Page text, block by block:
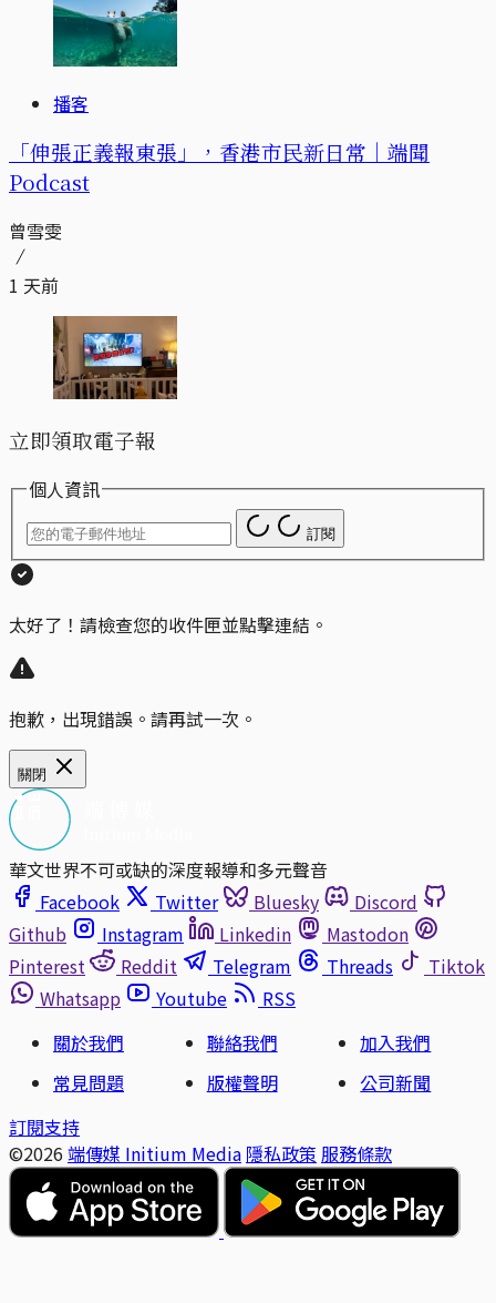
播客
「伸張正義報東張」，香港市民新日常｜端聞
Podcast
曾雪雯
1 天前
立即領取電子報
個人資訊
訂閱
太好了！請檢查您的收件匣並點擊連結。
抱歉，出現錯誤。請再試一次。
關閉
華文世界不可或缺的深度報導和多元聲音
Facebook
Twitter Bluesky
Discord
Github
Instagram Linkedin
Mastodon
Pinterest
Reddit Telegram Threads
Tiktok
Whatsapp
Youtube
RSS
關於我們
聯絡我們
加入我們
常見問題
版權聲明
公司新聞
訂閱支持
©2026 端傳媒 Initium Media 隱私政策 服務條款